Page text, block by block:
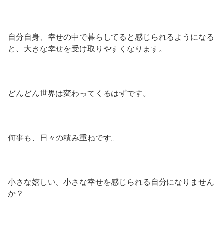
自分自身、幸せの中で暮らしてると感じられるようになる
と、大きな幸せを受け取りやすくなります。
どんどん世界は変わってくるはずです。
何事も、日々の積み重ねです。
小さな嬉しい、小さな幸せを感じられる自分になりません
か？